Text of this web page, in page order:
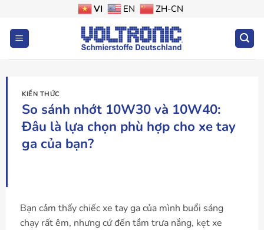
dung
VI EN ZH-CN
KIẾN THỨC
So sánh nhớt 10W30 và 10W40:
Đâu là lựa chọn phù hợp cho xe tay
ga của bạn?
Bạn cảm thấy chiếc xe tay ga của mình buổi sáng
chạy rất êm, nhưng cứ đến tầm trưa nắng, kẹt xe